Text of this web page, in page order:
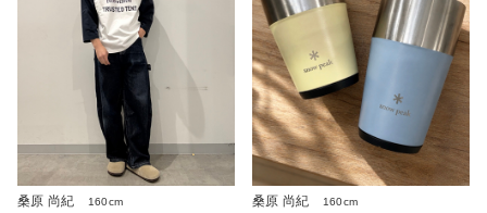
桑原 尚紀
160cm
桑原 尚紀
160cm